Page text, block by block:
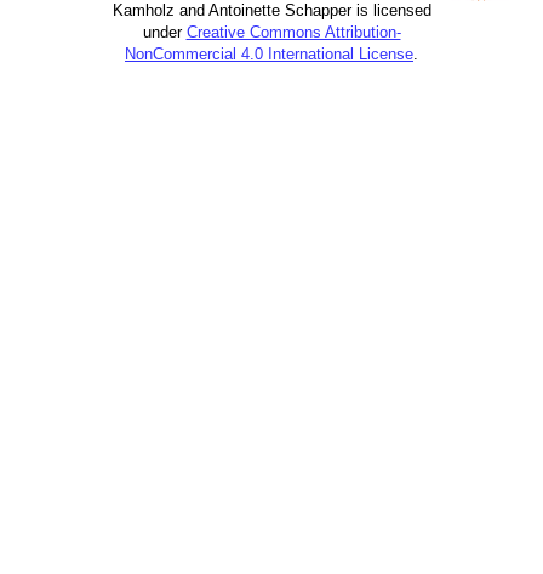
Kamholz and Antoinette Schapper is licensed
under Creative Commons Attribution-
NonCommercial 4.0 International License.